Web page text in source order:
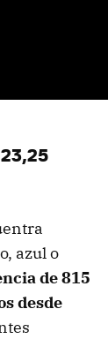
azul o
de 815
desde